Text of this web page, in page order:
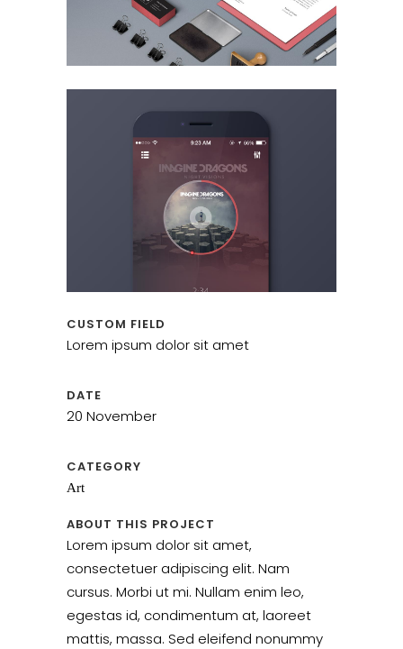
CUSTOM FIELD
Lorem ipsum dolor sit amet
DATE
20 November
CATEGORY
Art
ABOUT THIS PROJECT
Lorem ipsum dolor sit amet,
consectetuer adipiscing elit. Nam
cursus. Morbi ut mi. Nullam enim leo,
egestas id, condimentum at, laoreet
mattis, massa. Sed eleifend nonummy